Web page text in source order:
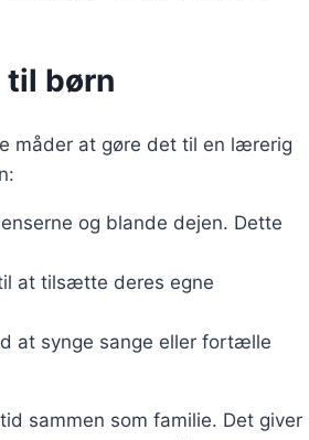
til børn
måder at gøre det til en lærerig
og blande dejen. Dette
at tilsætte deres egne
at synge sange eller fortælle
sammen som familie. Det giver